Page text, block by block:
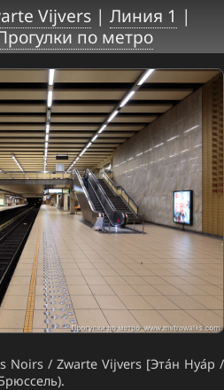
Vijvers | Линия 1 |
по метро
Noirs / Zwarte Vijvers [Эта́н Нуа́р /